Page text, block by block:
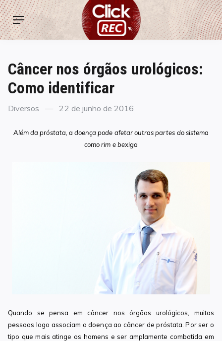
Skip
to
content
ClickREC
Menu
Câncer nos órgãos urológicos:
Como identificar
Categories
Diversos
Posted
22 de junho de 2016
Além da próstata, a doença pode afetar outras partes do sistema
como rim e bexiga
Quando se pensa em câncer nos órgãos urológicos, muitas
pessoas logo associam a doença ao câncer de próstata. Por ser o
tipo que mais atinge os homens e ser amplamente combatida em